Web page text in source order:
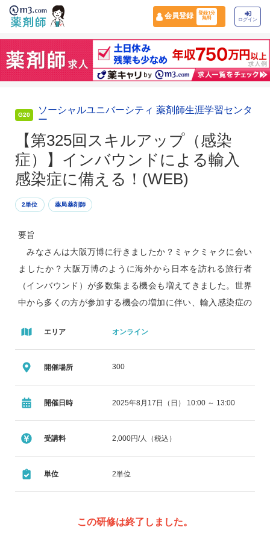
会員登録
登録1分
無料
ログイン
G20
ソーシャルユニバーシティ 薬剤師生涯学習センタ
ー
【第325回スキルアップ（感染
症）】インバウンドによる輸入
感染症に備える！(WEB)
2単位 薬局薬剤師
要旨
みなさんは大阪万博に行きましたか？ミャクミャクに会い
ましたか？大阪万博のように海外から日本を訪れる旅行者
（インバウンド）が多数集まる機会も増えてきました。世界
中から多くの方が参加する機会の増加に伴い、輸入感染症の
しん、結核など、海外で流行している感染症が国内に持ち込
まれるケースは少なくなく、薬局でも輸入感染症に関する知
識や対応力が求められるようになってきました。
本講演では、薬局薬剤師の皆さんが現場で実践できる『輸
入感染症への臨床的アプローチ』を分かりやすくご紹介しま
す。また、『海外で今どのような感染症が流行しているの
か、その情報を無料でどのように集めるのかといった具体的
な方法』についても取り上げます。
「急に外国人観光客から体調不良の相談を受けた」「最近
識と工夫を一緒に楽しく学んでいきましょう！
エリア オンライン
開催場所 300
開催日時 2025年8月17日（日） 10:00 ～ 13:00
受講料 2,000円/人（税込）
単位 2単位
この研修は終了しました。